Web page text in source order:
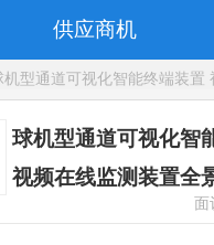
供应商机
型通道可视化智能终端装置
球机型通道可视化智
视频在线监测装置全
面